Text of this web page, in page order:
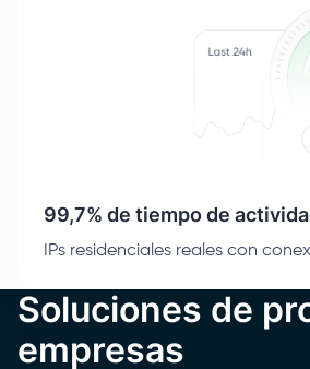
99,7% de tiempo de
IPs residenciales reales con
Soluciones de
empresas